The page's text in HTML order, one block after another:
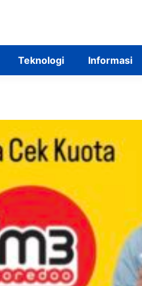
Teknologi Informasi